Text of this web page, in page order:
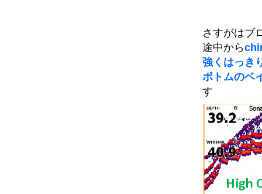
さすがはブ
途中から
強くはっき
ボトムのベ
す